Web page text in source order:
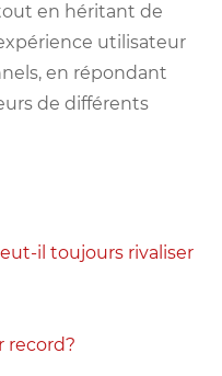
en héritant de
utilisateur
en répondant
de différents
il toujours rivaliser
record?